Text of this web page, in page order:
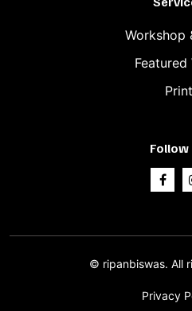
Workshop
Featured
Print
Follow
© ripanbiswas. All
Privacy